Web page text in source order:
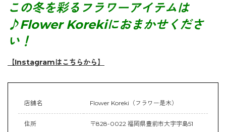
この冬を彩るフラワーアイテムは
♪Flower Korekiにおまかせくださ
い！
【Instagramはこちらから】
店舗名 Flower Koreki（フラワー是木）
住所 〒828-0022 福岡県豊前市大字宇島51